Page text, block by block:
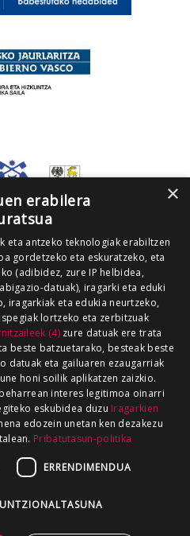
×
erabilera
eta antzeko teknologiak erabiltzen
gordetzeko eta eskuratzeko, eta
(adibidez, zure IP helbidea,
datuak), iragarki eta eduki
iragarkiak eta edukia neurtzeko,
lortzeko eta zerbitzuak
(4)zure datuak ere trata
beste batzuetarako, besteak beste
datuak eta gailuaren ezaugarriak
honi soilik aplikatzen zaizkio.
interes legitimoa oinarri
eskubidea duzu Iragarkien
edozein unetan ken dezakezu
Pribatutasun-politika
ERRENDIMENDUA